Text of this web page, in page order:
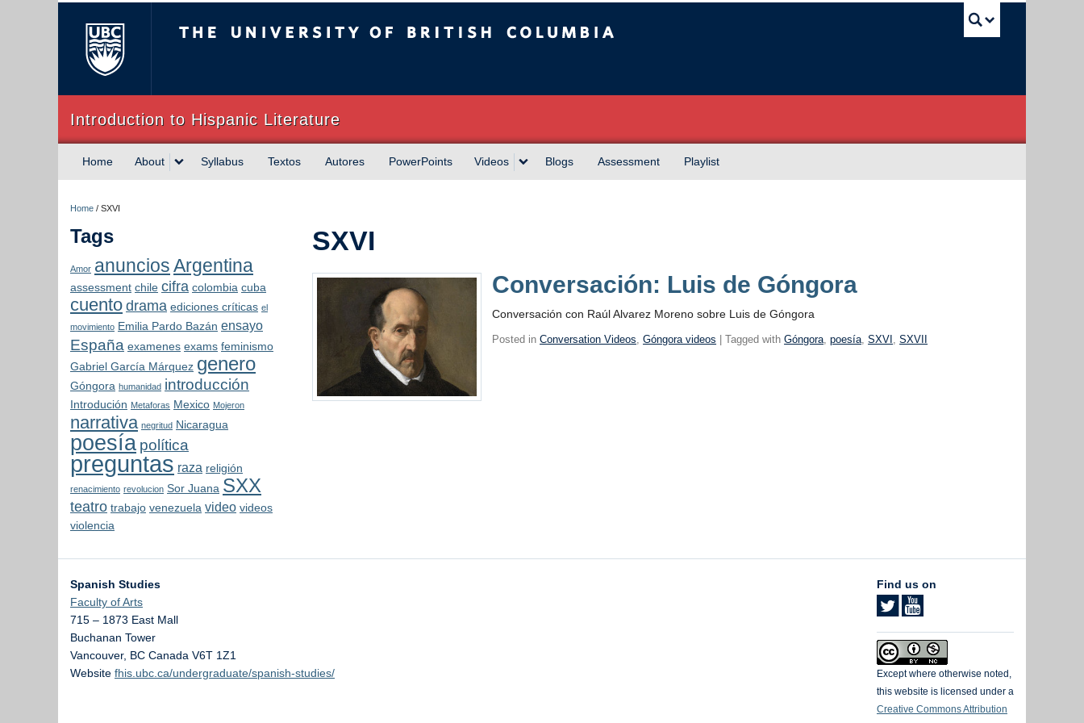
Introduction to Hispanic Literature
Home About Syllabus Textos Autores PowerPoints Videos Blogs Assessment Playlist
Home / SXVI
Tags
Amor anunciosArgentina
assessment chile cifra colombia cuba
cuento drama ediciones críticas el
movimiento Emilia Pardo Bazán ensayo
España examenes exams feminismo
Gabriel García Márquez genero
Góngora humanidad introducción
Introdución Metaforas Mexico Mojeron
narrativa negritud Nicaragua
poesía política
preguntas raza religión
renacimiento revolucion Sor Juana SXX
teatro trabajo venezuela video videos
violencia
SXVI
Conversación: Luis de Góngora
Conversación con Raúl Alvarez Moreno sobre Luis de Góngora
Posted inConversation Videos,Góngora videos | Tagged withGóngora,poesía,SXVI ,SXVII
Spanish Studies
Faculty of Arts
715 – 1873 East Mall
Buchanan Tower
Vancouver, BC Canada V6T 1Z1
Website fhis.ubc.ca/undergraduate/spanish-studies/
Find us on
Except where otherwise noted,
this website is licensed under a
Creative Commons Attribution